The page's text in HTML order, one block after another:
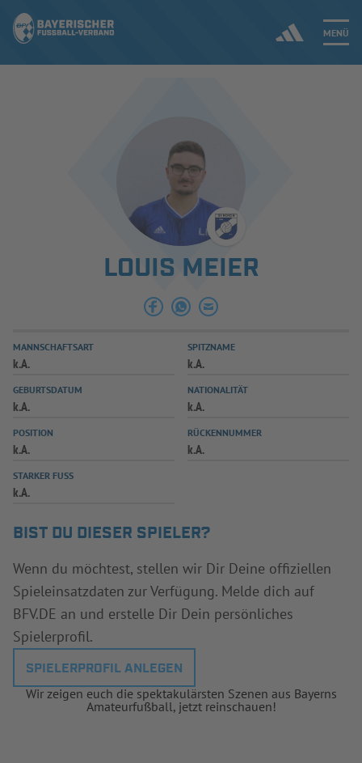
MENÜ
ERGEBNISSE & WETTBEWERBE
SPIELBETRIEB & VERBANDSLEBEN
AUSBILDUNG & FÖRDERUNG
SPIELPLUS
LOUIS MEIER
MANNSCHAFTSART
k.A.
SPITZNAME
k.A.
GEBURTSDATUM
k.A.
NATIONALITÄT
k.A.
POSITION
k.A.
RÜCKENNUMMER
k.A.
STARKER FUSS
k.A.
BIST DU DIESER SPIELER?
Wenn du möchtest, stellen wir Dir Deine offiziellen
Spieleinsatzdaten zur Verfügung. Melde dich auf
BFV.DE an und erstelle Dir Dein persönliches
Spielerprofil.
SPIELERPROFIL ANLEGEN
Wir zeigen euch die spektakulärsten Szenen aus Bayerns
Amateurfußball, jetzt reinschauen!